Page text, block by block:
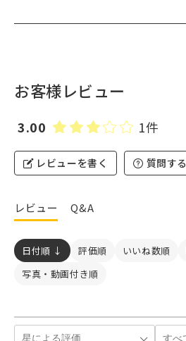
お客様レビュー
3.00 1件
レビューを書く 質問する
レビュー Q&A
日付順 ↓ 評価順 いいね数順
写真・動画付き順